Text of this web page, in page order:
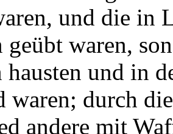
und die in
geübt waren,
hausten und in
waren; durch
andere mit